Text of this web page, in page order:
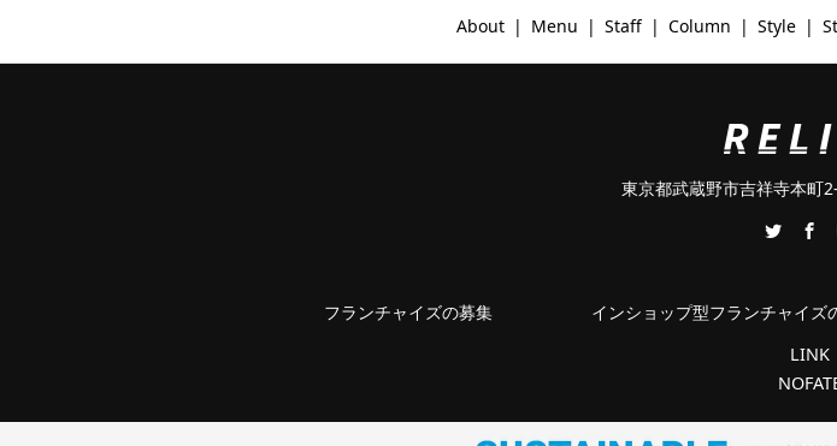
About Menu Staff Column Style
東京都武蔵野市吉祥寺本町
フランチャイズの募集 インショップ型フランチャイズ
LINK